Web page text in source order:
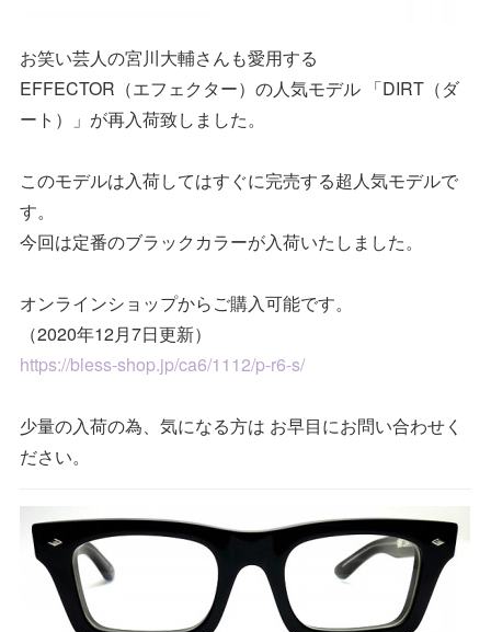
お笑い芸人の宮川大輔さんも愛用する
EFFECTOR（エフェクター）の人気モデル 「DIRT（ダ
ート）」が再入荷致しました。
このモデルは入荷してはすぐに完売する超人気モデルで
す。
今回は定番のブラックカラーが入荷いたしました。
オンラインショップからご購入可能です。
（2020年12月7日更新）
https://bless-shop.jp/ca6/1112/p-r6-s/
少量の入荷の為、気になる方は お早目にお問い合わせく
ださい。